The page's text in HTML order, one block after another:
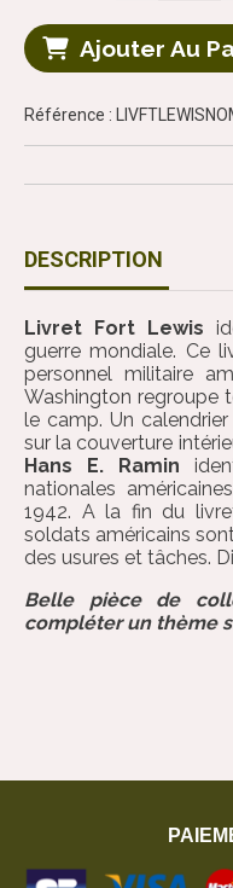
Ajouter Au
Référence :
DESCRIPTION
Livret Fort Lewis
guerre mondiale. Ce
personnel militaire
Washington regroupe
le camp. Un
sur la couverture
Hans E. Ramin
nationales
1942. A la fin du
soldats américains
des usures et tâches.
Belle pièce de
compléter un thème